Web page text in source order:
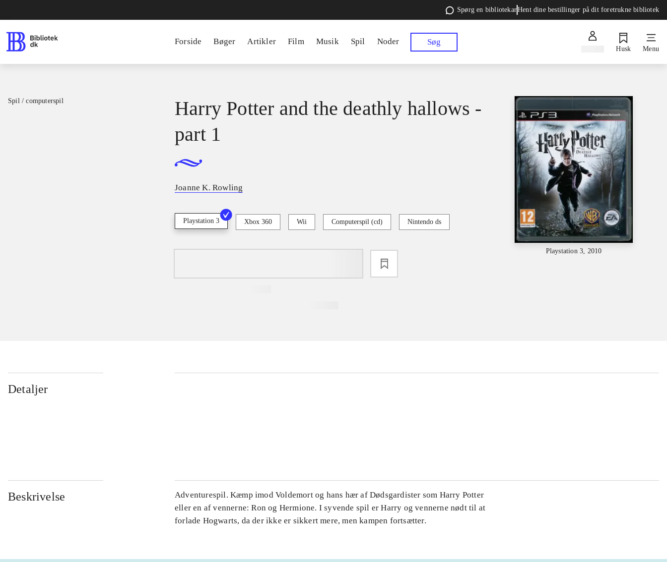
Spørg en bibliotekarHent dine bestillinger på dit foretrukne bibliotek
Forside Bøger Artikler Film Musik Spil Noder Søg
Husk Menu
Spil / computerspil
Playstation 3, 2010
Harry Potter and the deathly hallows -
part 1
Joanne K. Rowling
Playstation 3 Xbox 360 Wii Computerspil (cd) Nintendo ds
Detaljer
Beskrivelse
Adventurespil. Kæmp imod Voldemort og hans hær af Dødsgardister som Harry Potter
eller en af vennerne: Ron og Hermione. I syvende spil er Harry og vennerne nødt til at
forlade Hogwarts, da der ikke er sikkert mere, men kampen fortsætter.